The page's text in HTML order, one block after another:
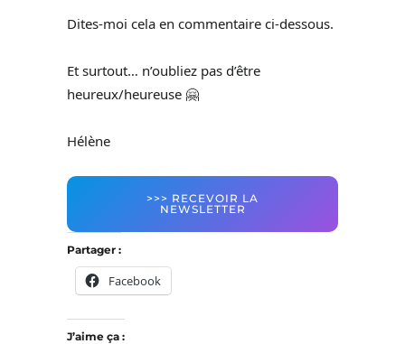
Dites-moi cela en commentaire ci-dessous.
Et surtout… n’oubliez pas d’être
heureux/heureuse 🤗
Hélène
>>> RECEVOIR LA
NEWSLETTER
Partager :
Facebook
J’aime ça :